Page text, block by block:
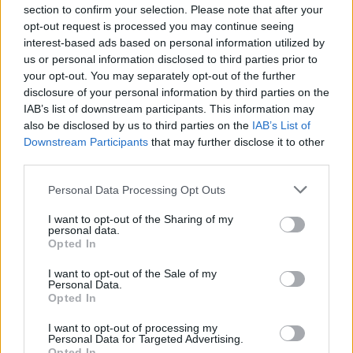
section to confirm your selection. Please note that after your
opt-out request is processed you may continue seeing
interest-based ads based on personal information utilized by
us or personal information disclosed to third parties prior to
your opt-out. You may separately opt-out of the further
disclosure of your personal information by third parties on the
IAB’s list of downstream participants. This information may
also be disclosed by us to third parties on the IAB’s List of
Downstream Participants that may further disclose it to other
Please note that this website/app uses one or more Google
not limited to your visit or usage behaviour. You may click to
grant or deny consent to Google and its third-party tags to
use your data for below specified purposes in below Google
consent section.
Personal Data Processing Opt Outs
I want to opt-out of the Sharing of my
personal data.
Opted In
I want to opt-out of the Sale of my
Personal Data.
Opted In
I want to opt-out of processing my
Personal Data for Targeted Advertising.
hamarabb hoz új hajtásokat. Nyár elejétől késő
őszig folyamatosan szedhető, mert mindig
növekedésben van, így mindig van rajta zsenge
levél. A levelek szedésével további növekedésre
serkentjük a növényt, így minél többet
fogyasztunk belőle annál több új levelet hajt.
Salátákba frissen is tehető, emellett amit
KLÍMAVÁLTOZÁSRA
FELKÉSZÜLVE